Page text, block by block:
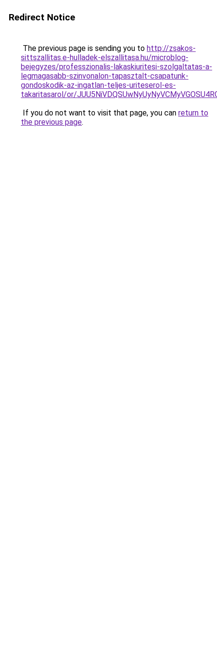
Redirect Notice
The previous page is sending you to http://zsakos-
sittszallitas.e-hulladek-elszallitasa.hu/microblog-
bejegyzes/professzionalis-lakaskiuritesi-szolgaltatas-a-
legmagasabb-szinvonalon-tapasztalt-csapatunk-
gondoskodik-az-ingatlan-teljes-uriteserol-es-
takaritasarol/or/
If you do not want to visit that page, you can return to
the previous page.